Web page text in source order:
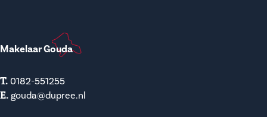
Makelaar Gouda
T. 0182-551255
E. gouda@dupree.nl